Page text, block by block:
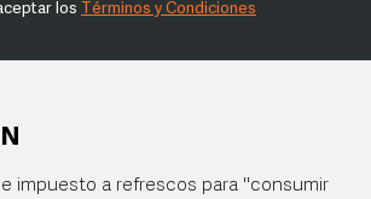
los Términos y Condiciones
impuesto a refrescos para "consumir